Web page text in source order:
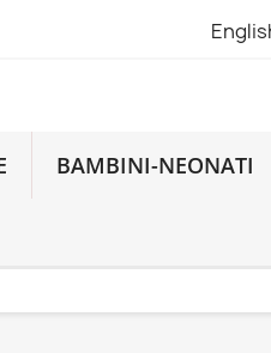
BAMBINI-NEONATI